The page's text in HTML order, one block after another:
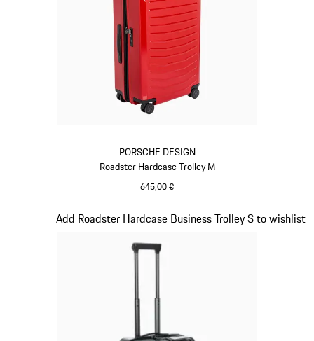
PORSCHE DESIGN
Roadster Hardcase Trolley M
645,00 €
Add Roadster Hardcase Business Trolley S to wishlist
Slide 14 von 20